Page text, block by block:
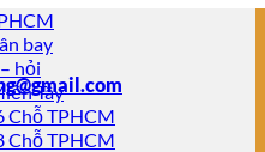
bay
hỏi
Tây
Chỗ TPHCM
Chỗ TPHCM